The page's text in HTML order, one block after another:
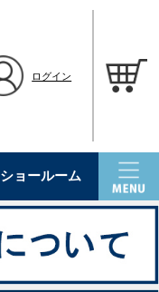
ログイン
ショールーム